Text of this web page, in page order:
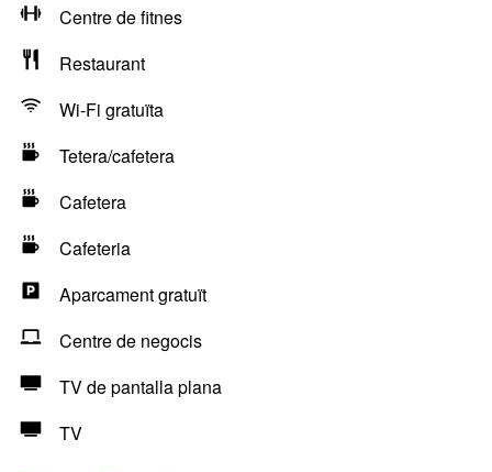
Centre de fitnes
Restaurant
Wi-Fi gratuïta
Tetera/cafetera
Cafetera
Cafeteria
Aparcament gratuït
Centre de negocis
TV de pantalla plana
TV